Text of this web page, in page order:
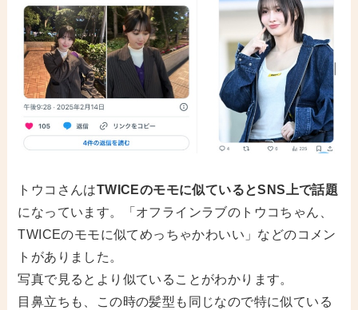
トウコさんはTWICEのモモに似ているとSNS上で話題
になっています。「オフラインラブのトウコちゃん、
TWICEのモモに似てめっちゃかわいい」などのコメン
トがありました。
写真で見るとより似ていることがわかります。
目鼻立ちも、この時の髪型も同じなので特に似ている